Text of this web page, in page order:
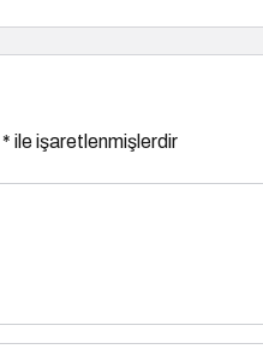
* ile işaretlenmişlerdir